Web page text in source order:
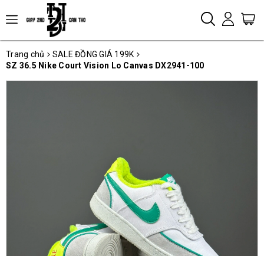
Trang chủ
SALE ĐỒNG GIÁ 199K
SZ 36.5 Nike Court Vision Lo Canvas DX2941-100